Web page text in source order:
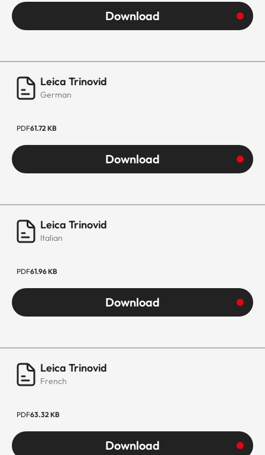
Download
Leica Trinovid
German
PDF61.72 KB
Download
Leica Trinovid
Italian
PDF61.96 KB
Download
Leica Trinovid
French
PDF63.32 KB
Download